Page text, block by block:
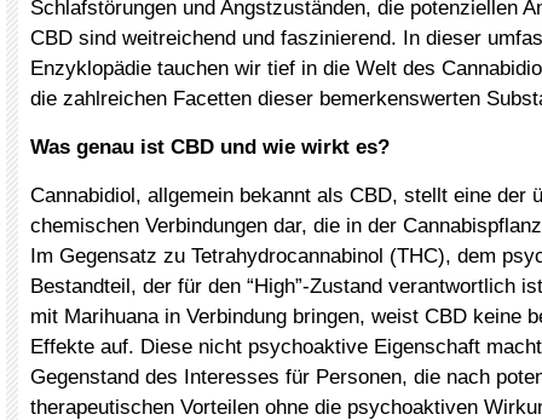
Schlafstörungen und Angstzuständen, die potenziellen
CBD sind weitreichend und faszinierend. In dieser
Enzyklopädie tauchen wir tief in die Welt des
die zahlreichen Facetten dieser bemerkenswerten
Was genau ist CBD und wie wirkt es?
Cannabidiol, allgemein bekannt als CBD, stellt eine der
chemischen Verbindungen dar, die in der
Im Gegensatz zu Tetrahydrocannabinol (THC), dem
Bestandteil, der für den “High”-Zustand verantwortlich
mit Marihuana in Verbindung bringen, weist CBD keine
Effekte auf. Diese nicht psychoaktive Eigenschaft
Gegenstand des Interesses für Personen, die nach
therapeutischen Vorteilen ohne die psychoaktiven